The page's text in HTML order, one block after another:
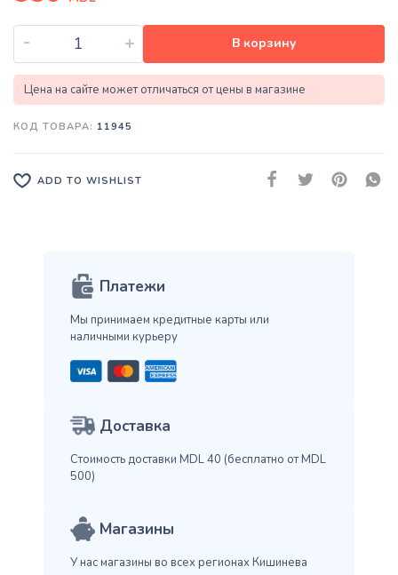
- + В корзину
Цена на сайте может отличаться от цены в магазине
КОД ТОВАРА: 11945
ADD TO WISHLIST
Платежи
Мы принимаем кредитные карты или
наличными курьеру
Доставка
Стоимость доставки MDL 40 (бесплатно от MDL
500)
Магазины
У нас магазины во всех регионах Кишинева